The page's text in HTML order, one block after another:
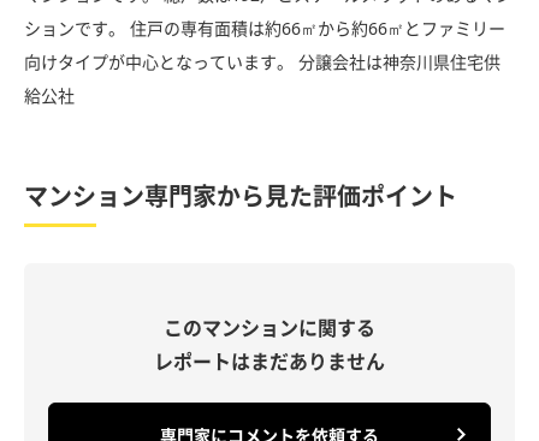
ションです。 住戸の専有面積は約66㎡から約66㎡とファミリー
向けタイプが中心となっています。 分譲会社は神奈川県住宅供
給公社
マンション専門家から見た評価ポイント
このマンションに関する
レポートはまだありません
専門家にコメントを依頼する